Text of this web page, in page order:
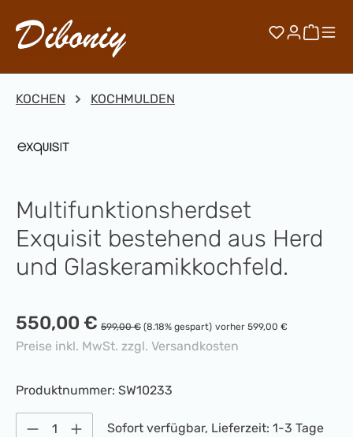
Zum Hauptinhalt springen
Du hast 0
KOCHEN KOCHMULDEN
Multifunktionsherdset
Exquisit bestehend aus Herd
und Glaskeramikkochfeld.
Verkaufspreis:
550,00 € Regulärer Preis:
599,00 € (8.18% gespart) vorher 599,00 €
Preise inkl. MwSt. zzgl. Versandkosten
Produktnummer: SW10233
Produkt Anzahl: Gib den gewünschten
Sofort verfügbar, Lieferzeit: 1-3 Tage